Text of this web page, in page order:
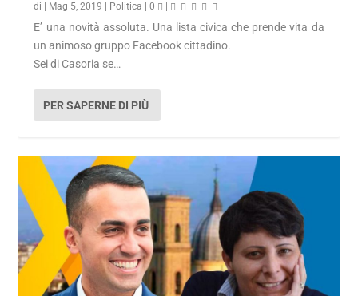
di Mag 5, 2019 Politica |0
E’ una novità assoluta. Una lista civica che prende vita da
un animoso gruppo Facebook cittadino.
Sei di Casoria se…
PER SAPERNE DI PIÙ